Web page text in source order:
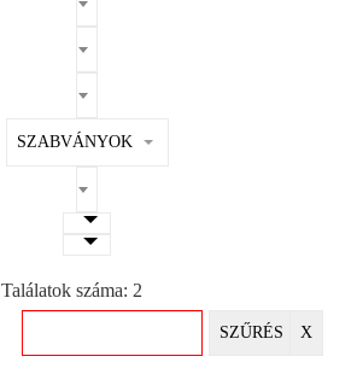
SZABVÁNYOK
Találatok száma: 2
SZŰRÉS X